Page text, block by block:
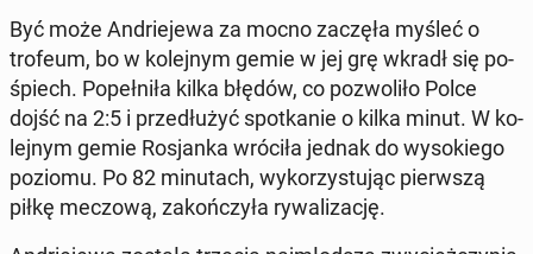
Być może An­drie­je­wa za mocno zaczęła myśleć o
trofeum, bo w ko­lej­nym gemie w jej grę wkradł się po­
śpiech. Po­peł­ni­ła kilka błędów, co po­zwo­li­ło Polce
dojść na 2:5 i prze­dłu­żyć spo­tka­nie o kilka minut. W ko­
lej­nym gemie Ro­sjan­ka wróciła jednak do wy­so­kie­go
poziomu. Po 82 mi­nu­tach, wy­ko­rzy­stu­jąc pierw­szą
piłkę meczową, za­koń­czy­ła ry­wa­li­za­cję.